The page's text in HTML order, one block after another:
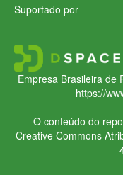
Suportado por
Empresa Brasileira de
https://
O conteúdo do
Creative Commons